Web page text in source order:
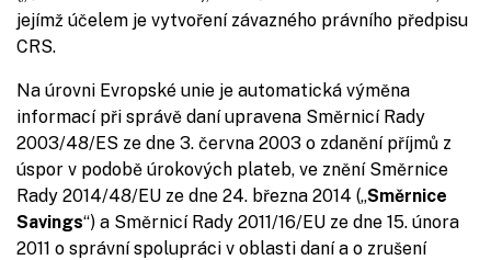
jejímž účelem je vytvoření závazného právního předpisu
CRS.
Na úrovni Evropské unie je automatická výměna
informací při správě daní upravena Směrnicí Rady
2003/48/ES ze dne 3. června 2003 o zdanění příjmů z
úspor v podobě úrokových plateb, ve znění Směrnice
Rady 2014/48/EU ze dne 24. března 2014 („Směrnice
Savings“) a Směrnicí Rady 2011/16/EU ze dne 15. února
2011 o správní spolupráci v oblasti daní a o zrušení